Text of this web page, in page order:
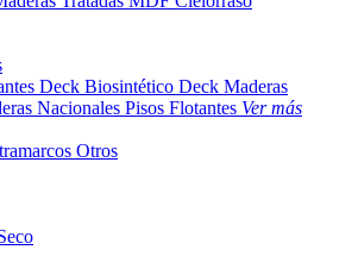
Deck Biosintético Deck Maderas
Nacionales Pisos Flotantes Ver más
Otros